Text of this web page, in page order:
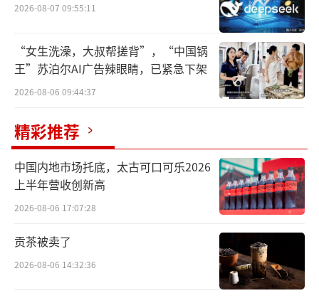
在业内来看，华兰疫苗、科兴生物降价是
应对价格战的被动举措。今年5月，国药集团旗
下武汉所、上海所、长春所的四价流感疫苗已
经率先降价到每支88元，中国疫苗市场竞争开
始白热化。其他生产商必须跟进，否则将失去
市场优势。
降价真的能分到更多蛋糕吗？
率先降价低至百元
各大巨头欲抢占市场
中国接种的流感疫苗主要是三价和四价，
四价流感疫苗可以预防4种流感病毒亚型，防护
2026-08-07 09:55:11
“女生洗澡，大叔帮搓背”，“中国锅
王”苏泊尔AI广告辣眼睛，已紧急下架
2026-08-06 09:44:37
精彩推荐
中国内地市场托底，太古可口可乐2026
上半年营收创新高
2026-08-06 17:07:28
贡茶被卖了
2026-08-06 14:32:36